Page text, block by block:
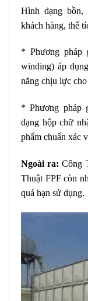
Hình dạng bồn,
khách hàng, thể
* Phương pháp
winding) áp
năng chịu lực
* Phương pháp
dạng hộp chữ
phẩm chuẩn xác
Ngoài ra: Công
Thuật FPF còn
quá hạn sử dụng.